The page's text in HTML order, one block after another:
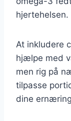
hjertehelsen.
At inkludere
hjælpe med
men rig på
tilpasse
dine